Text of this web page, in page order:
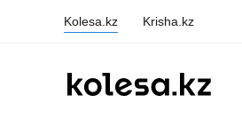
Kolesa.kz Krisha.kz